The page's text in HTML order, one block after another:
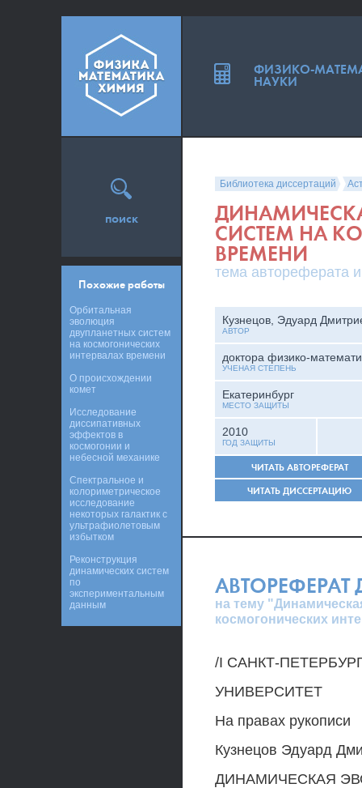
Библиотека диссертаций
СИСТЕМ НА
ВРЕМЕНИ
тема автореферата
Кузнецов, Эдуард
АВТОР
доктора физико-
УЧЕНАЯ СТЕПЕНЬ
Екатеринбург
МЕСТО ЗАЩИТЫ
2010
ГОД ЗАЩИТЫ
ЧИТАТЬ АВТОРЕФЕРАТ
ЧИТАТЬ ДИССЕРТАЦИЮ
АВТОРЕФЕРАТ
на тему
космогонических
/I САНКТ-
УНИВЕРСИТЕТ
На правах рукописи
Кузнецов Эдуард
ДИНАМИЧЕСКАЯ
поиск
Похожие работы
Орбитальная
эволюция
двупланетных систем
на космогонических
интервалах времени
О происхождении
комет
Исследование
диссипативных
эффектов в
космогонии и
небесной механике
Спектральное и
колориметрическое
исследование
некоторых галактик с
ультрафиолетовым
избытком
Реконструкция
динамических систем
по
экспериментальным
данным
ФИЗИКО-
НАУКИ